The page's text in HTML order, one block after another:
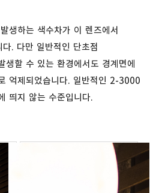
생하는 색수차가 이 렌즈에서
. 다만 일반적인 단초점
생할 수 있는 환경에서도 경계면에
억제되었습니다. 일반적인 2-3000
띄지 않는 수준입니다.